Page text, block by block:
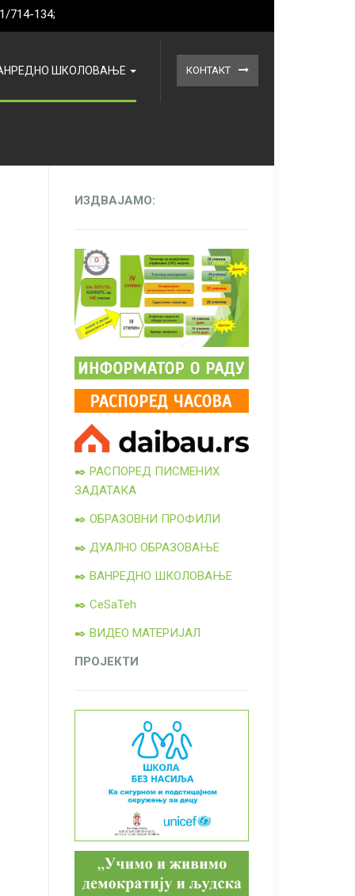
714-134;
ШКОЛОВАЊЕ КОНТАКТ
ИЗДВАЈАМО:
✒️ РАСПОРЕД ПИСМЕНИХ
ЗАДАТАКА
✒️ ОБРАЗОВНИ ПРОФИЛИ
✒️ ДУАЛНО ОБРАЗОВАЊЕ
✒️ ВАНРЕДНО ШКОЛОВАЊЕ
✒️ CeSaTeh
✒️ ВИДЕО МАТЕРИЈАЛ
ПРОЈЕКТИ